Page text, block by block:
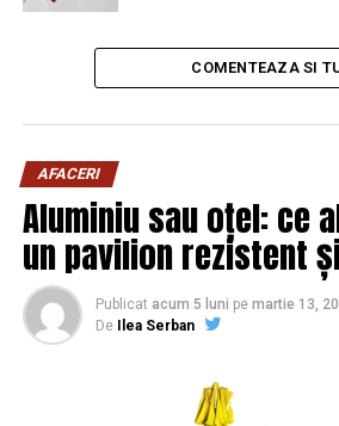
COMENTEAZA SI
AFACERI
Aluminiu sau oțel: ce
un pavilion rezistent
Publicat acum 5 luni pe martie 13,
De
Ilea Serban